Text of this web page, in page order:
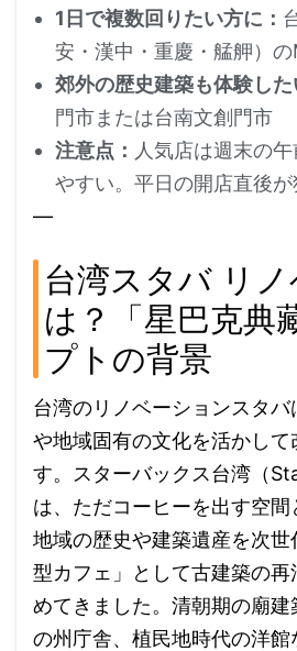
1日で複数回りたい方に：
安・漢中・重慶・艋舺）
郊外の歴史建築も体験した
門市または台南文創門市
注意点： 人気店は週末の
やすい。平日の開店直後が
—
台湾スタバ リノ
は？「星巴克典
プトの背景
台湾のリノベーションスタ
や地域固有の文化を活かし
す。スターバックス台湾（
は、ただコーヒーを出す空間
地域の歴史や建築遺産を次
型カフェ」として古建築の再
めてきました。清朝期の廟
の州庁舎、植民地時代の洋